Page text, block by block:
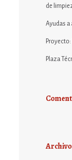
de
Ayudas
Proyecto:
Plaza
Archivo